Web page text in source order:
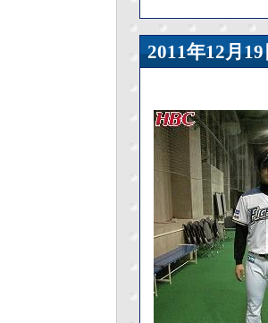
2011年12